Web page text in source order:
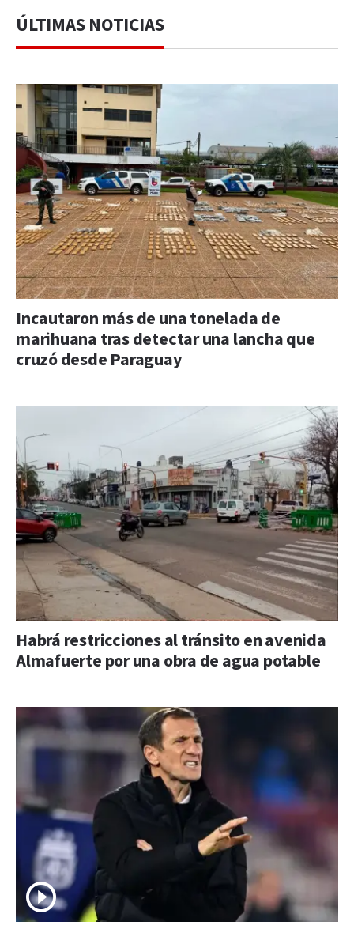
ÚLTIMAS NOTICIAS
Incautaron más de una tonelada de
marihuana tras detectar una lancha que
cruzó desde Paraguay
Habrá restricciones al tránsito en avenida
Almafuerte por una obra de agua potable